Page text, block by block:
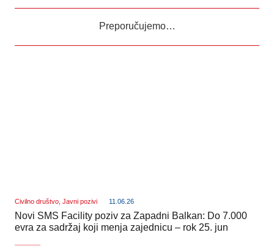
Preporučujemo…
Civilno društvo, Javni pozivi 11.06.26
Novi SMS Facility poziv za Zapadni Balkan: Do 7.000
evra za sadržaj koji menja zajednicu – rok 25. jun